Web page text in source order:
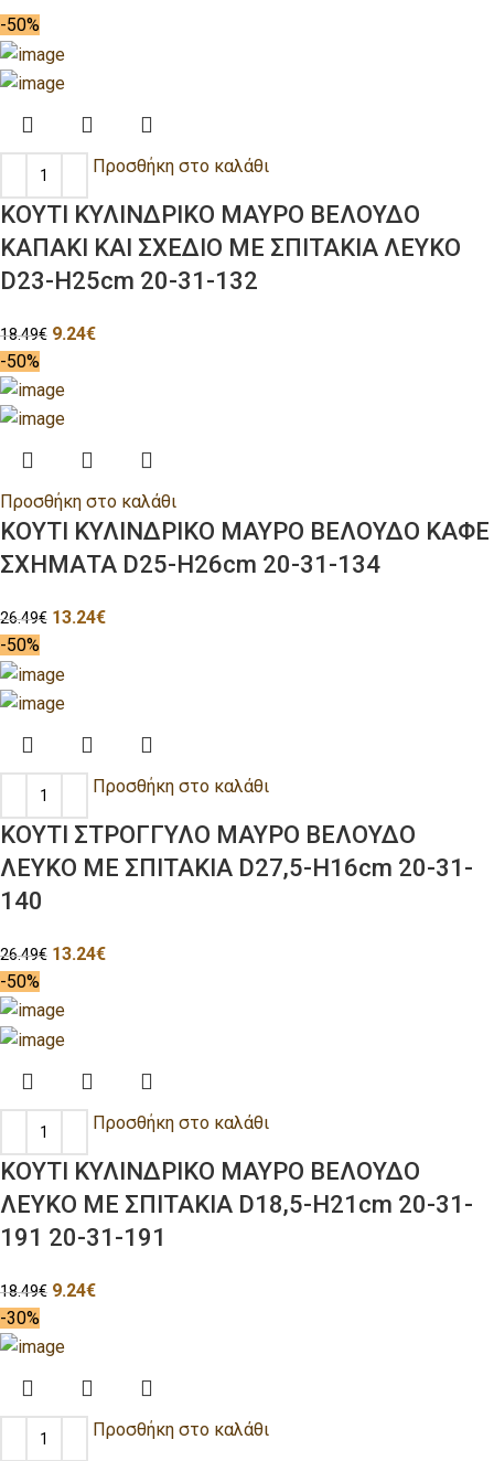
-50%
Προσθήκη στο καλάθι
ΚΟΥΤΙ ΚΥΛΙΝΔΡΙΚΟ ΜΑΥΡΟ ΒΕΛΟΥΔΟ
ΚΑΠΑΚΙ ΚΑΙ ΣΧΕΔΙΟ ΜΕ ΣΠΙΤΑΚΙΑ ΛΕΥΚΟ
D23-H25cm 20-31-132
18.49€ 9.24€
-50%
Προσθήκη στο καλάθι
ΚΟΥΤΙ ΚΥΛΙΝΔΡΙΚΟ ΜΑΥΡΟ ΒΕΛΟΥΔΟ ΚΑΦΕ
ΣΧΗΜΑΤΑ D25-H26cm 20-31-134
26.49€ 13.24€
-50%
Προσθήκη στο καλάθι
ΚΟΥΤΙ ΣΤΡΟΓΓΥΛΟ ΜΑΥΡΟ ΒΕΛΟΥΔΟ
ΛΕΥΚΟ ΜΕ ΣΠΙΤΑΚΙΑ D27,5-H16cm 20-31-
140
26.49€ 13.24€
-50%
Προσθήκη στο καλάθι
ΚΟΥΤΙ ΚΥΛΙΝΔΡΙΚΟ ΜΑΥΡΟ ΒΕΛΟΥΔΟ
ΛΕΥΚΟ ΜΕ ΣΠΙΤΑΚΙΑ D18,5-H21cm 20-31-
191 20-31-191
18.49€ 9.24€
-30%
Προσθήκη στο καλάθι